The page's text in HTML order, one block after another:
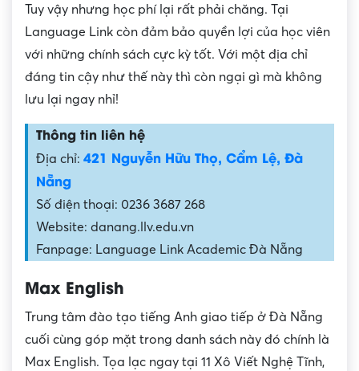
Tuy vậy nhưng học phí lại rất phải chăng. Tại
Language Link còn đảm bảo quyền lợi của học viên
với những chính sách cực kỳ tốt. Với một địa chỉ
đáng tin cậy như thế này thì còn ngại gì mà không
lưu lại ngay nhỉ!
Thông tin liên hệ
Địa chỉ: 421 Nguyễn Hữu Thọ, Cẩm Lệ, Đà
Nẵng
Số điện thoại: 0236 3687 268
Website: danang.llv.edu.vn
Fanpage: Language Link Academic Đà Nẵng
Max English
Trung tâm đào tạo tiếng Anh giao tiếp ở Đà Nẵng
cuối cùng góp mặt trong danh sách này đó chính là
Max English. Tọa lạc ngay tại 11 Xô Viết Nghệ Tĩnh,